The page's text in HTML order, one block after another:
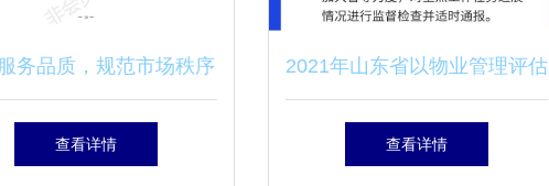
务品质，规范市场秩序
城区住宅小区物业服务质
查看详情
2021年山东省以物业管理评估
机制加速一站式政务服务转型
查看详情